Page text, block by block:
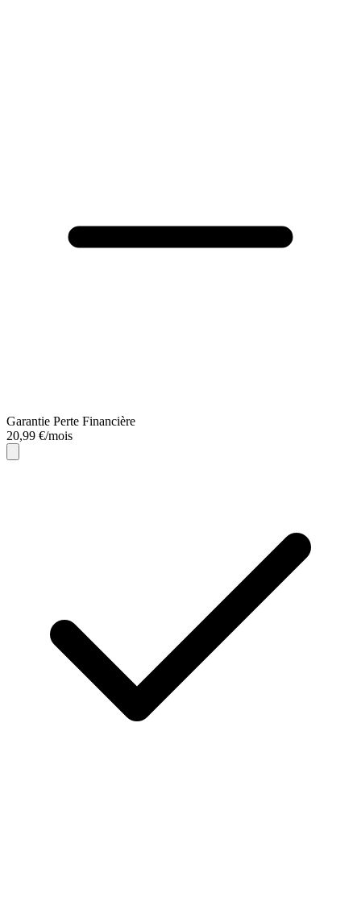
Garantie Perte Financière
20,99 €/mois